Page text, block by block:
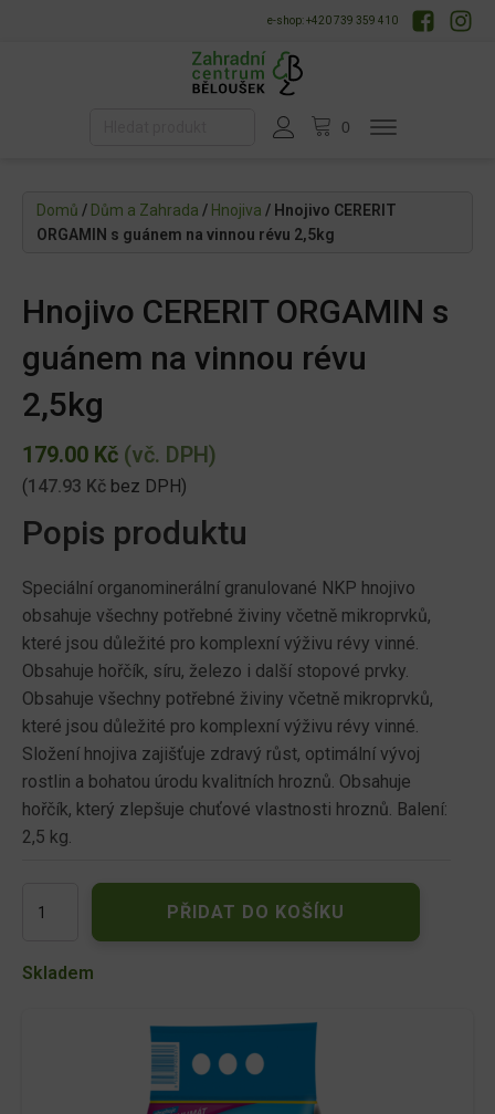
e-shop: +420 739 359 410
Domů / Dům a Zahrada / Hnojiva / Hnojivo CERERIT
ORGAMIN s guánem na vinnou révu 2,5kg
Hnojivo CERERIT ORGAMIN s
guánem na vinnou révu
2,5kg
179.00 Kč (vč. DPH)
(147.93 Kč bez DPH)
Popis produktu
Speciální organominerální granulované NKP hnojivo
obsahuje všechny potřebné živiny včetně mikroprvků,
které jsou důležité pro komplexní výživu révy vinné.
Obsahuje hořčík, síru, železo i další stopové prvky.
Obsahuje všechny potřebné živiny včetně mikroprvků,
které jsou důležité pro komplexní výživu révy vinné.
Složení hnojiva zajišťuje zdravý růst, optimální vývoj
rostlin a bohatou úrodu kvalitních hroznů. Obsahuje
hořčík, který zlepšuje chuťové vlastnosti hroznů. Balení:
2,5 kg.
CERERIT
s
PŘIDAT DO KOŠÍKU
Skladem